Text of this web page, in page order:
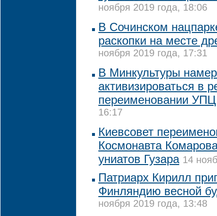
ноября 2019 года, 18:06
В Сочинском
раскопки на месте
ноября 2019 года, 17:31
В Минкультуры
активизироваться в
переименовании УПЦ
16:17
Киевсовет
Космонавта
униатов Гузара 14
Патриарх Кирилл
Финляндию весной
ноября 2019 года, 13:48